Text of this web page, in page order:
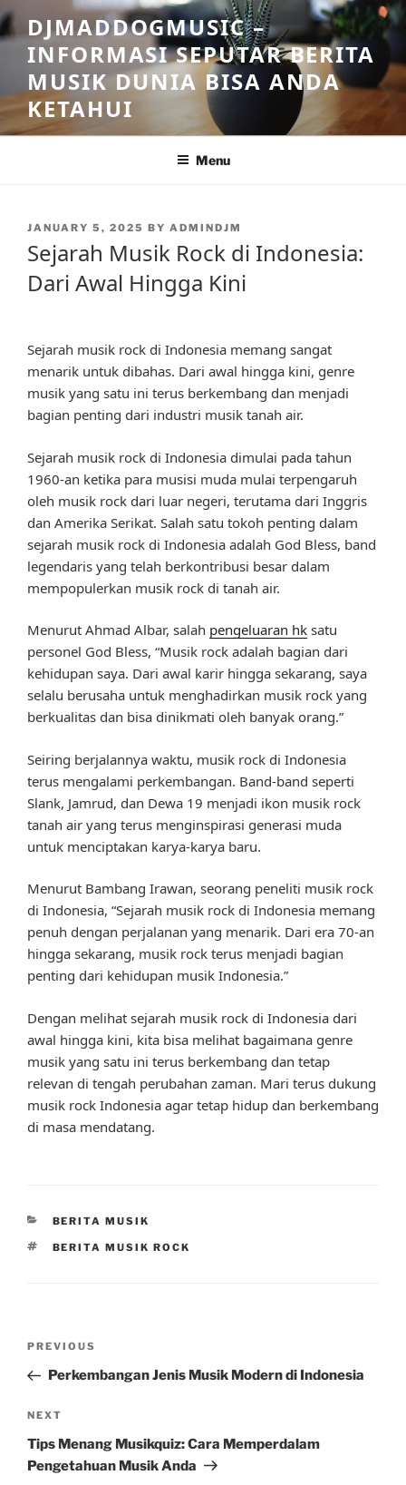
Skip
to
content
DJMADDOGMUSIC –
INFORMASI SEPUTAR BERITA
MUSIK DUNIA BISA ANDA
KETAHUI
Menu
POSTED
JANUARY 5, 2025 BY ADMINDJM
Sejarah Musik Rock di Indonesia:
Dari Awal Hingga Kini
Sejarah musik rock di Indonesia memang sangat
menarik untuk dibahas. Dari awal hingga kini, genre
musik yang satu ini terus berkembang dan menjadi
bagian penting dari industri musik tanah air.
Sejarah musik rock di Indonesia dimulai pada tahun
1960-an ketika para musisi muda mulai terpengaruh
oleh musik rock dari luar negeri, terutama dari Inggris
dan Amerika Serikat. Salah satu tokoh penting dalam
sejarah musik rock di Indonesia adalah God Bless, band
legendaris yang telah berkontribusi besar dalam
mempopulerkan musik rock di tanah air.
Menurut Ahmad Albar, salah pengeluaran hk satu
personel God Bless, “Musik rock adalah bagian dari
kehidupan saya. Dari awal karir hingga sekarang, saya
selalu berusaha untuk menghadirkan musik rock yang
berkualitas dan bisa dinikmati oleh banyak orang.”
Seiring berjalannya waktu, musik rock di Indonesia
terus mengalami perkembangan. Band-band seperti
Slank, Jamrud, dan Dewa 19 menjadi ikon musik rock
tanah air yang terus menginspirasi generasi muda
untuk menciptakan karya-karya baru.
Menurut Bambang Irawan, seorang peneliti musik rock
di Indonesia, “Sejarah musik rock di Indonesia memang
penuh dengan perjalanan yang menarik. Dari era 70-an
hingga sekarang, musik rock terus menjadi bagian
penting dari kehidupan musik Indonesia.”
Dengan melihat sejarah musik rock di Indonesia dari
awal hingga kini, kita bisa melihat bagaimana genre
musik yang satu ini terus berkembang dan tetap
relevan di tengah perubahan zaman. Mari terus dukung
musik rock Indonesia agar tetap hidup dan berkembang
di masa mendatang.
CATEGORIES
BERITA MUSIK
TAGS
BERITA MUSIK ROCK
Previous
Post
PREVIOUS
Perkembangan Jenis Musik Modern di Indonesia
Next
Post
NEXT
Tips Menang Musikquiz: Cara Memperdalam
Pengetahuan Musik Anda